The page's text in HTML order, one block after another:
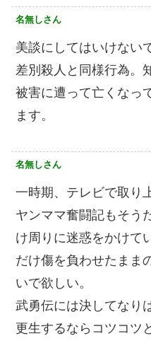
名無しさん
美談にしてはいけない
差別殺人と同様行為。
被害に遭って亡くなっ
ます。
名無しさん
一時期、テレビで取り
ヤンママ奮闘記もそう
け周りに迷惑をかけて
だけ傷を負わせたまま
いで欲しい。
武勇伝には決してなり
更生するならコツコツ